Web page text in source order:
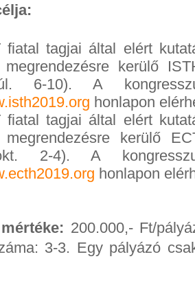
fiatal tagjai által elért
megrendezésre kerülő
6-10). A
honlapon
fiatal tagjai által elért
megrendezésre kerülő
2-4). A
honlapon
200.000,- Ft/
3-3. Egy pályázó